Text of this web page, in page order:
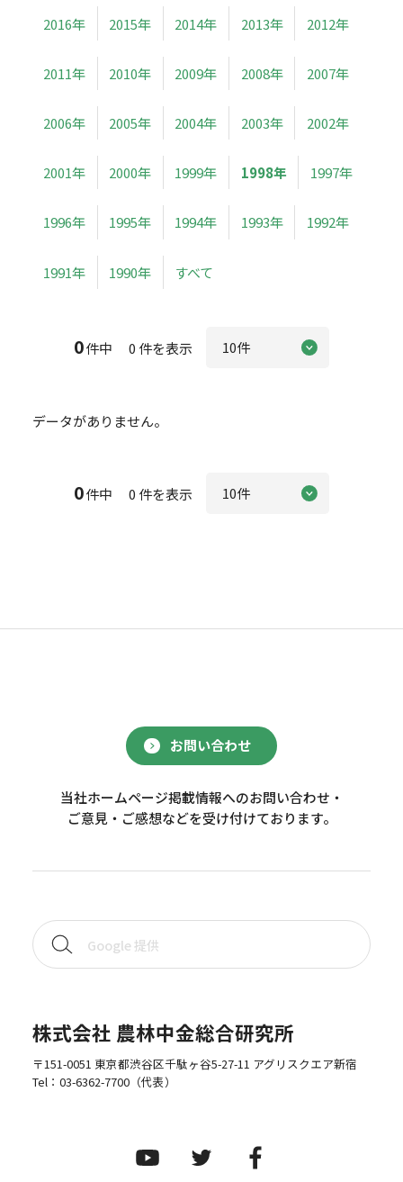
2016年 2015年 2014年 2013年 2012年
2011年 2010年 2009年 2008年 2007年
2006年 2005年 2004年 2003年 2002年
2001年 2000年 1999年 1998年 1997年
1996年 1995年 1994年 1993年 1992年
1991年 1990年 すべて
0件中 0 件を表示
データがありません。
0件中 0 件を表示
お問い合わせ
当社ホームページ掲載情報へのお問い合わせ・
ご意見・ご感想などを受け付けております。
株式会社 農林中金総合研究所
〒151-0051 東京都渋谷区千駄ヶ谷5-27-11 アグリスクエア新宿
Tel： 03-6362-7700（代表）